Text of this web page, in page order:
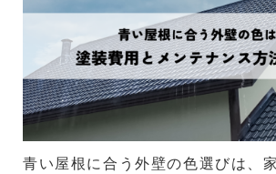
青い屋根に合う外壁の色選びは、